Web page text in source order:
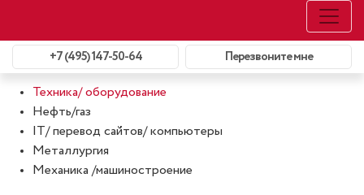
+7 (495) 147-50-64 Перезвоните мне
Перевод аудиторских заключений
Направления с которыми работают наши переводчики:
Техника/ оборудование
Нефть/газ
IT/ перевод сайтов/ компьютеры
Металлургия
Механика /машиностроение